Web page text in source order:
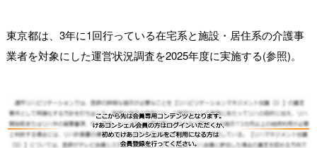
東京都は、3年に1回行っている在宅系と施設・居住系の介護事
業者を対象にした運営状況調査を2025年度に実施する(参照)。